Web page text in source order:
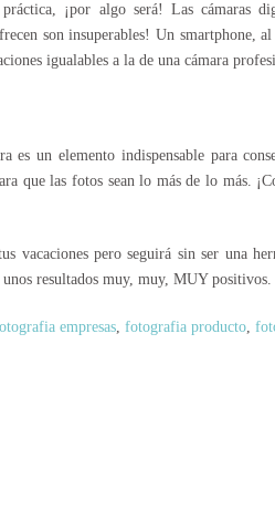
práctica, ¡por algo será! Lascámaras
son insuperables! Un
igualables a la de una cámara
un elemento indispensable para
que las fotossean lo más de lo más.
vacaciones pero seguirá sin ser una
resultados muy, muy, MUY positivos.
empresas, fotografia producto,